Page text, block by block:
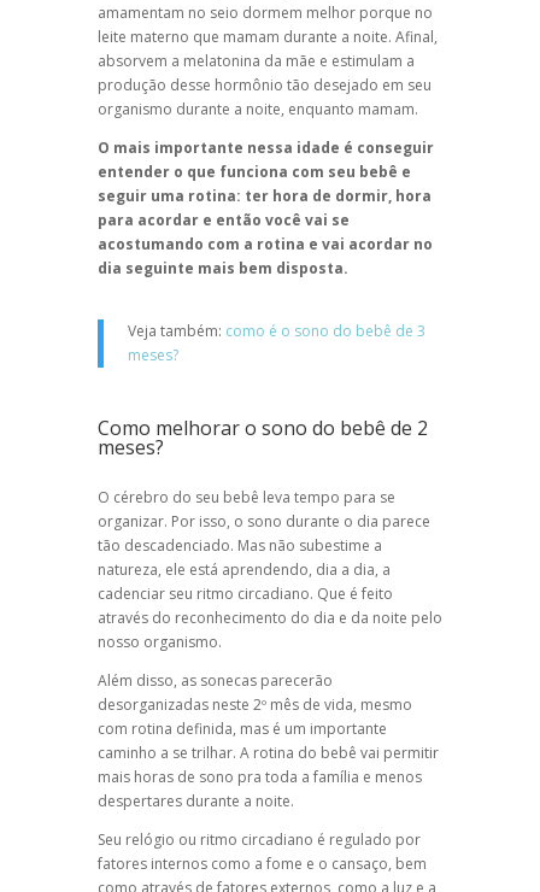
amamentam no seio dormem melhor porque no
leite materno que mamam durante a noite. Afinal,
absorvem a melatonina da mãe e estimulam a
produção desse hormônio tão desejado em seu
organismo durante a noite, enquanto mamam.
O mais importante nessa idade é conseguir
entender o que funciona com seu bebê e
seguir uma rotina: ter hora de dormir, hora
para acordar e então você vai se
acostumando com a rotina e vai acordar no
dia seguinte mais bem disposta.
Veja também: como é o sono do bebê de 3
meses?
Como melhorar o sono do bebê de 2
meses?
O cérebro do seu bebê leva tempo para se
organizar. Por isso, o sono durante o dia parece
tão descadenciado. Mas não subestime a
natureza, ele está aprendendo, dia a dia, a
cadenciar seu ritmo circadiano. Que é feito
através do reconhecimento do dia e da noite pelo
nosso organismo.
Além disso, as sonecas parecerão
desorganizadas neste 2º mês de vida, mesmo
com rotina definida, mas é um importante
caminho a se trilhar. A rotina do bebê vai permitir
mais horas de sono pra toda a família e menos
despertares durante a noite.
Seu relógio ou ritmo circadiano é regulado por
fatores internos como a fome e o cansaço, bem
como através de fatores externos, como a luz e a